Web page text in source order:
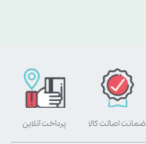
پرداخت آنلاین ضمانت اصالت کالا